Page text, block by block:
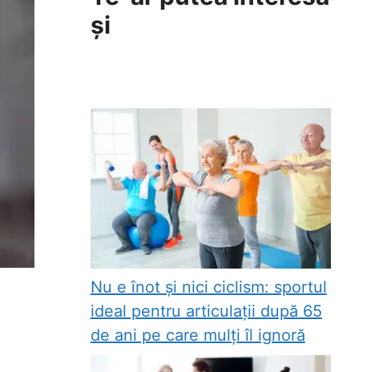
și
Nu e înot și nici ciclism: sportul
ideal pentru articulații după 65
de ani pe care mulți îl ignoră